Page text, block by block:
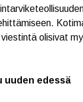
olisivat
uuden edessä